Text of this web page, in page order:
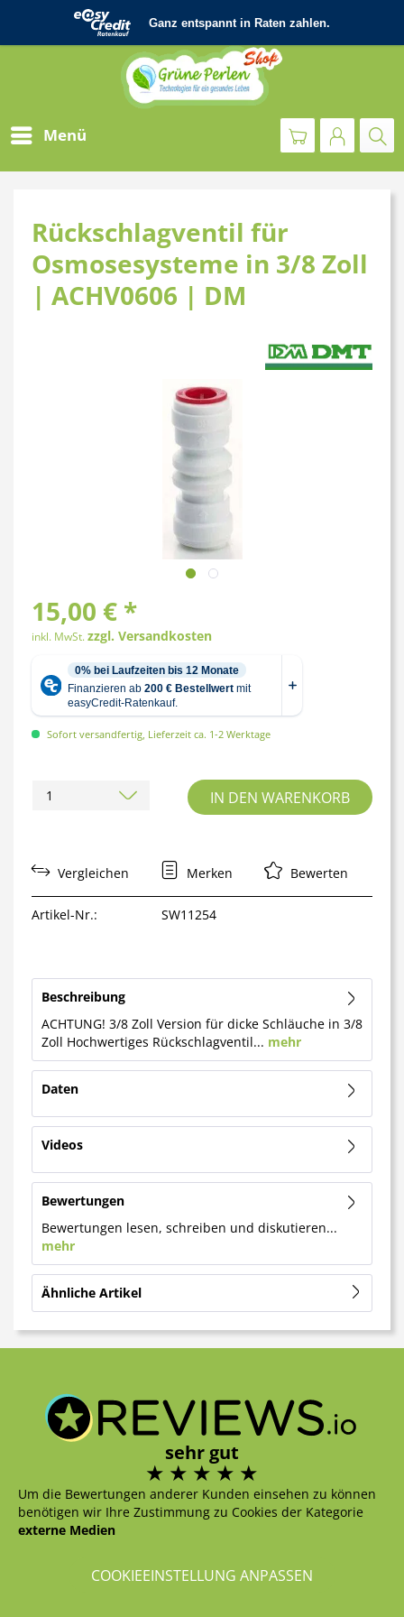
Menü
Rückschlagventil für
Osmosesysteme in 3/8 Zoll
| ACHV0606 | DM
15,00 € *
inkl. MwSt.zzgl. Versandkosten
Sofort versandfertig, Lieferzeit ca. 1-2 Werktage
IN DEN WARENKORB
Vergleichen Merken Bewerten
Artikel-Nr.: SW11254
Beschreibung
ACHTUNG! 3/8 Zoll Version für dicke Schläuche in 3/8
Zoll Hochwertiges Rückschlagventil... mehr
Daten
Videos
Bewertungen
Bewertungen lesen, schreiben und diskutieren...
mehr
Ähnliche Artikel
sehr gut
Um die Bewertungen anderer Kunden einsehen zu können
benötigen wir Ihre Zustimmung zu Cookies der Kategorie
externe Medien
COOKIEEINSTELLUNG ANPASSEN